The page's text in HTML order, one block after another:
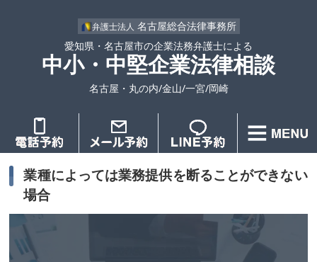
弁護士法人 名古屋総合法律事務所
愛知県・名古屋市の企業法務弁護士による
中小・中堅企業法律相談
名古屋・丸の内/金山/一宮/岡崎
業種によっては業務提供を断ることができない
場合